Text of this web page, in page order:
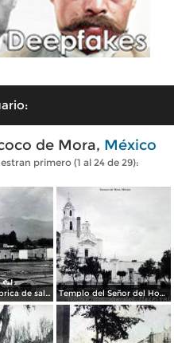
de Mora, México
primero (1 al 24 de 29):
Parroquia y fabrica de sal 1922. Templo del Señor del Hospital 1922.